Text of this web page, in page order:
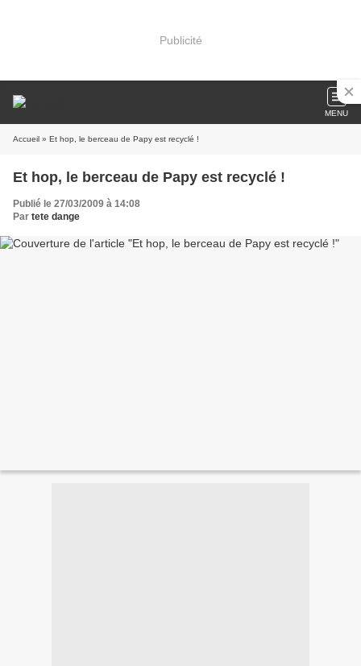
Publicité
MENU
Accueil » Et hop, le berceau de Papy est recyclé !
Et hop, le berceau de Papy est recyclé !
Publié le 27/03/2009 à 14:08
Par tete dange